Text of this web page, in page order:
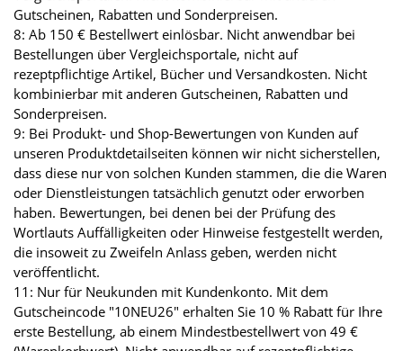
Gutscheinen, Rabatten und Sonderpreisen.
8: Ab 150 € Bestellwert einlösbar. Nicht anwendbar bei
Bestellungen über Vergleichsportale, nicht auf
rezeptpflichtige Artikel, Bücher und Versandkosten. Nicht
kombinierbar mit anderen Gutscheinen, Rabatten und
Sonderpreisen.
9: Bei Produkt- und Shop-Bewertungen von Kunden auf
unseren Produktdetailseiten können wir nicht sicherstellen,
dass diese nur von solchen Kunden stammen, die die Waren
oder Dienstleistungen tatsächlich genutzt oder erworben
haben. Bewertungen, bei denen bei der Prüfung des
Wortlauts Auffälligkeiten oder Hinweise festgestellt werden,
die insoweit zu Zweifeln Anlass geben, werden nicht
veröffentlicht.
11: Nur für Neukunden mit Kundenkonto. Mit dem
Gutscheincode "10NEU26" erhalten Sie 10 % Rabatt für Ihre
erste Bestellung, ab einem Mindestbestellwert von 49 €